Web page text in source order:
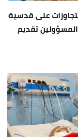
على قدسية
تقديم